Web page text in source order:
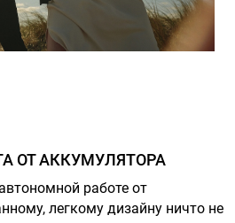
ОТ АККУМУЛЯТОРА
работе от
легкому дизайну ничто не